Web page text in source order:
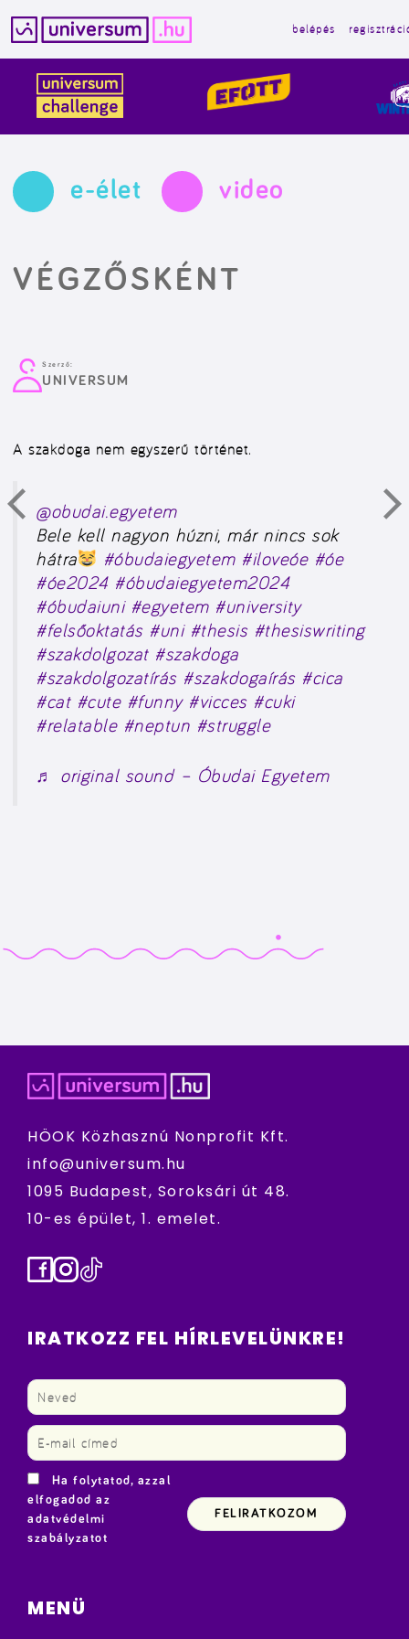
tartalomba
belépés
e-élet video
VÉGZŐSKÉNT
Szerző:
UNIVERSUM
A szakdoga nem egyszerű történet.
@obudai.egyetem
Bele kell nagyon húzni, már nincs sok
hátra
#óbudaiegyetem #iloveóe #óe
#óe2024 #óbudaiegyetem2024
#óbudaiuni #egyetem #university
#felsőoktatás #uni #thesis #thesiswriting
#szakdolgozat #szakdoga
#szakdolgozatírás #szakdogaírás #cica
#cat #cute #funny #vicces #cuki
#relatable #neptun #struggle
♬ original sound – Óbudai Egyetem
HÖOK Közhasznú Nonprofit Kft.
info@universum.hu
1095 Budapest, Soroksári út 48.
10-es épület, 1. emelet.
Facebook
Instagram
TikTok
IRATKOZZ FEL HÍRLEVELÜNKRE!
Ha folytatod, azzal
elfogadod az
adatvédelmi
szabályzatot
MENÜ